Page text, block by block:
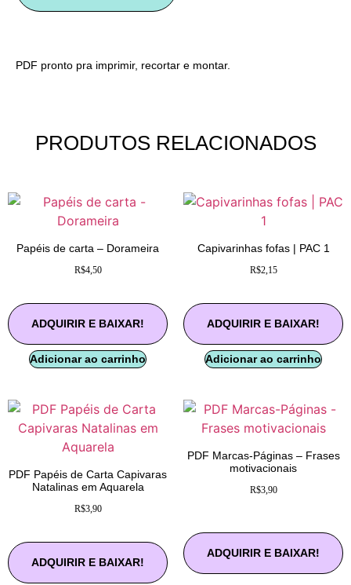
PDF pronto pra imprimir, recortar e montar.
PRODUTOS RELACIONADOS
Papéis de carta – Dorameira
R$4,50
ADQUIRIR E BAIXAR!
Adicionar ao carrinho
Capivarinhas fofas | PAC 1
R$2,15
ADQUIRIR E BAIXAR!
Adicionar ao carrinho
PDF Papéis de Carta Capivaras
Natalinas em Aquarela
R$3,90
ADQUIRIR E BAIXAR!
PDF Marcas-Páginas – Frases
motivacionais
R$3,90
ADQUIRIR E BAIXAR!